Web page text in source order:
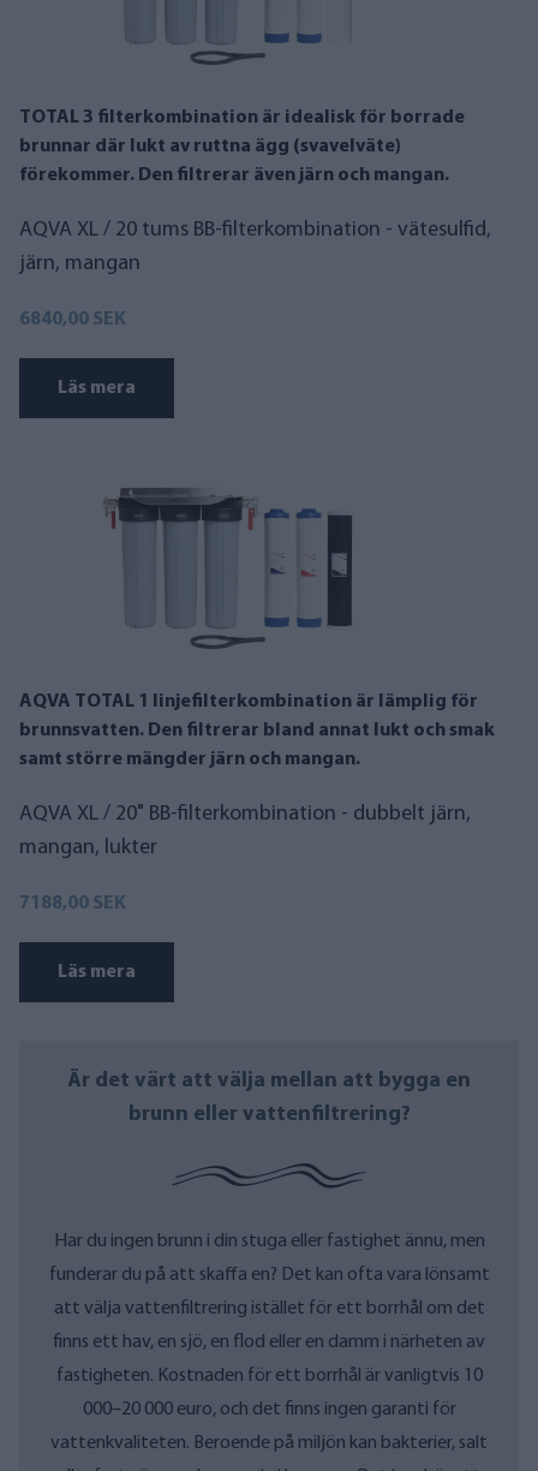
TOTAL 3 filterkombination är idealisk för borrade
brunnar där lukt av ruttna ägg (svavelväte)
förekommer. Den filtrerar även järn och mangan.
AQVA XL / 20 tums BB-filterkombination - vätesulfid,
järn, mangan
6840,00 SEK
Läs mera
AQVA TOTAL 1 linjefilterkombination är lämplig för
brunnsvatten. Den filtrerar bland annat lukt och smak
samt större mängder järn och mangan.
AQVA XL / 20" BB-filterkombination - dubbelt järn,
mangan, lukter
7188,00 SEK
Läs mera
Är det värt att välja mellan att bygga en
brunn eller vattenfiltrering?
Har du ingen brunn i din stuga eller fastighet ännu, men
funderar du på att skaffa en? Det kan ofta vara lönsamt
att välja vattenfiltrering istället för ett borrhål om det
finns ett hav, en sjö, en flod eller en damm i närheten av
fastigheten. Kostnaden för ett borrhål är vanligtvis 10
000–20 000 euro, och det finns ingen garanti för
vattenkvaliteten. Beroende på miljön kan bakterier, salt